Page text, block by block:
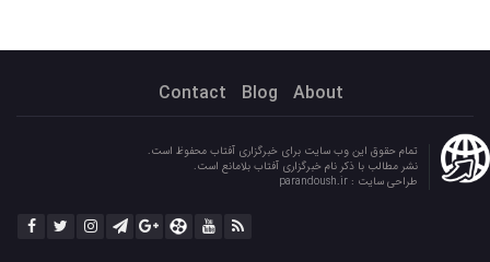
About
Blog
Contact
تمام حقوق این وب سایت برای خبرگزاری آفتاب محفوظ است.
نشر مطالب با ذکر نام خبرگزاری آفتاب بلامانع است.
طراحی سایت :